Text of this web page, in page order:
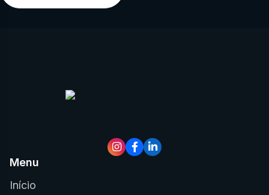
Menu
Início